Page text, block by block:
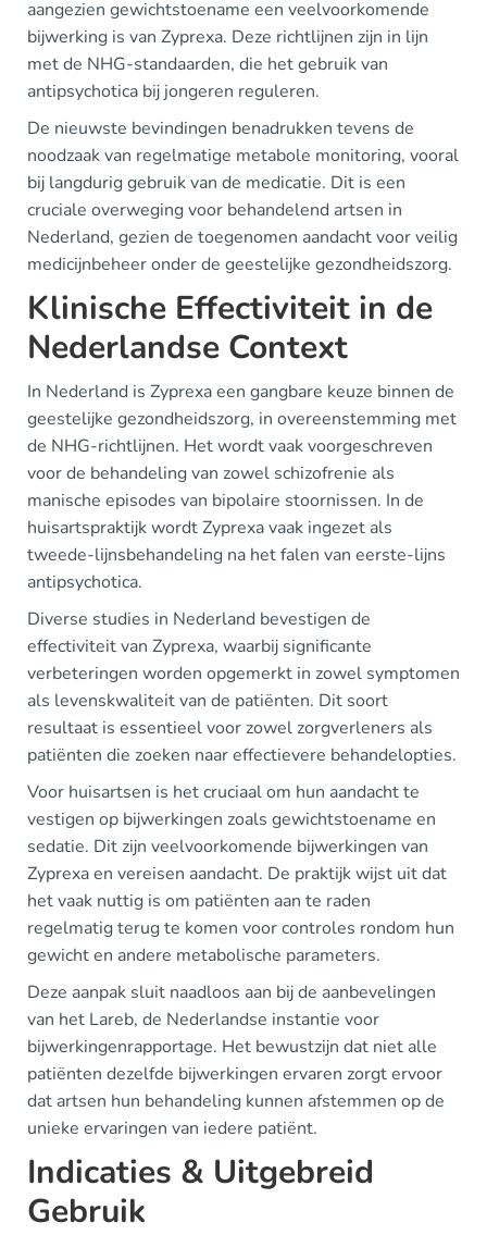
aangezien gewichtstoename een veelvoorkomende
bijwerking is van Zyprexa. Deze richtlijnen zijn in lijn
met de NHG-standaarden, die het gebruik van
antipsychotica bij jongeren reguleren.
De nieuwste bevindingen benadrukken tevens de
noodzaak van regelmatige metabole monitoring, vooral
bij langdurig gebruik van de medicatie. Dit is een
cruciale overweging voor behandelend artsen in
Nederland, gezien de toegenomen aandacht voor veilig
medicijnbeheer onder de geestelijke gezondheidszorg.
Klinische Effectiviteit in de
Nederlandse Context
In Nederland is Zyprexa een gangbare keuze binnen de
geestelijke gezondheidszorg, in overeenstemming met
de NHG-richtlijnen. Het wordt vaak voorgeschreven
voor de behandeling van zowel schizofrenie als
manische episodes van bipolaire stoornissen. In de
huisartspraktijk wordt Zyprexa vaak ingezet als
tweede-lijnsbehandeling na het falen van eerste-lijns
antipsychotica.
Diverse studies in Nederland bevestigen de
effectiviteit van Zyprexa, waarbij significante
verbeteringen worden opgemerkt in zowel symptomen
als levenskwaliteit van de patiënten. Dit soort
resultaat is essentieel voor zowel zorgverleners als
patiënten die zoeken naar effectievere behandelopties.
Voor huisartsen is het cruciaal om hun aandacht te
vestigen op bijwerkingen zoals gewichtstoename en
sedatie. Dit zijn veelvoorkomende bijwerkingen van
Zyprexa en vereisen aandacht. De praktijk wijst uit dat
het vaak nuttig is om patiënten aan te raden
regelmatig terug te komen voor controles rondom hun
gewicht en andere metabolische parameters.
Deze aanpak sluit naadloos aan bij de aanbevelingen
van het Lareb, de Nederlandse instantie voor
bijwerkingenrapportage. Het bewustzijn dat niet alle
patiënten dezelfde bijwerkingen ervaren zorgt ervoor
dat artsen hun behandeling kunnen afstemmen op de
unieke ervaringen van iedere patiënt.
Indicaties & Uitgebreid
Gebruik